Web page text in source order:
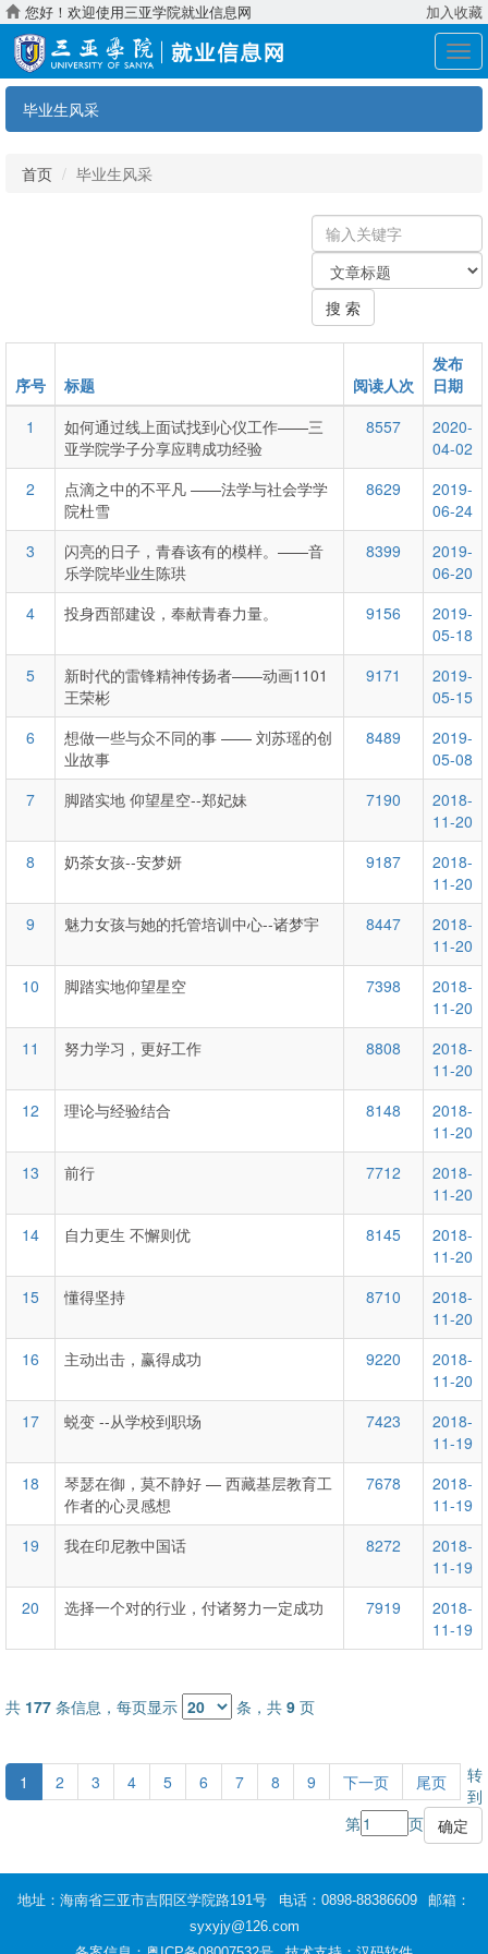
您好！欢迎使用三亚学院就业信息网 加入收藏
展
开
毕业生风采
首页 毕业生风采
输
入
键
字：
关
键
类
型
搜 索
序号 标题 阅读人次
发布
日期
1
如何通过线上面试找到心仪工作——三
亚学院学子分享应聘成功经验
8557
2020-
04-02
2
点滴之中的不平凡 ——法学与社会学学
院杜雪
8629
2019-
06-24
3
闪亮的日子，青春该有的模样。——音
乐学院毕业生陈珙
8399
2019-
06-20
4
投身西部建设，奉献青春力量。 9156
2019-
05-18
5
新时代的雷锋精神传扬者——动画1101
王荣彬
9171
2019-
05-15
6
想做一些与众不同的事 —— 刘苏瑶的创
业故事
8489
2019-
05-08
7
脚踏实地 仰望星空--郑妃妹 7190
2018-
11-20
8
奶茶女孩--安梦妍 9187
2018-
11-20
9
魅力女孩与她的托管培训中心--诸梦宇 8447
2018-
11-20
10
脚踏实地仰望星空 7398
2018-
11-20
11
努力学习，更好工作 8808
2018-
11-20
12
理论与经验结合 8148
2018-
11-20
13
前行 7712
2018-
11-20
14
自力更生 不懈则优 8145
2018-
11-20
15
懂得坚持 8710
2018-
11-20
16
主动出击，赢得成功 9220
2018-
11-20
17
蜕变 --从学校到职场 7423
2018-
11-19
18
琴瑟在御，莫不静好 — 西藏基层教育工
作者的心灵感想
7678
2018-
11-19
19
我在印尼教中国话 8272
2018-
11-19
20
选择一个对的行业，付诸努力一定成功 7919
2018-
11-19
共 177 条信息，每页显示 条，共 9 页
1 2 3 4 5 6 7 8 9 下一页 尾页
转
到
第
页
地址：海南省三亚市吉阳区学院路191号 电话：0898-88386609
邮箱：
syxyjy@126.com